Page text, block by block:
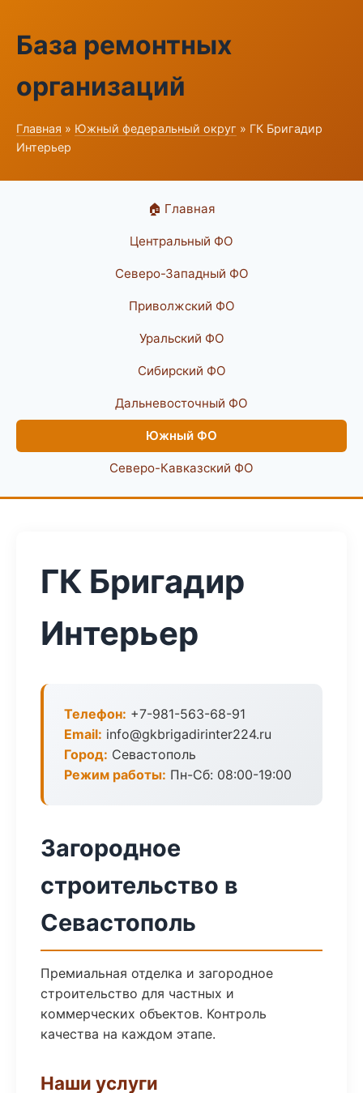
База ремонтных
организаций
Главная » Южный федеральный округ » ГК Бригадир
Интерьер
🏠 Главная
Центральный ФО
Северо-Западный ФО
Приволжский ФО
Уральский ФО
Сибирский ФО
Дальневосточный ФО
Южный ФО
Северо-Кавказский ФО
ГК Бригадир
Интерьер
Телефон: +7-981-563-68-91
Email: info@gkbrigadirinter224.ru
Город: Севастополь
Режим работы: Пн-Сб: 08:00-19:00
Загородное
строительство в
Севастополь
Премиальная отделка и загородное
строительство для частных и
коммерческих объектов. Контроль
качества на каждом этапе.
Наши услуги